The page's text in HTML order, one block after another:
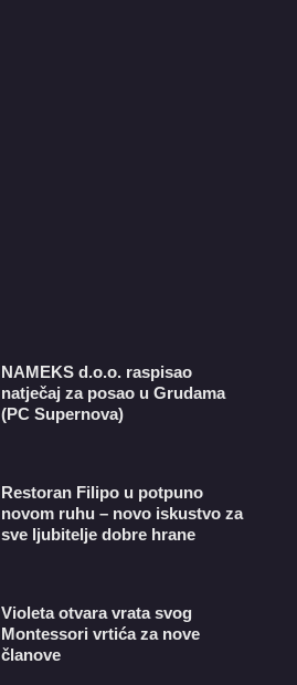
NAMEKS d.o.o. raspisao
natječaj za posao u Grudama
(PC Supernova)
Restoran Filipo u potpuno
novom ruhu – novo iskustvo za
sve ljubitelje dobre hrane
Violeta otvara vrata svog
Montessori vrtića za nove
članove